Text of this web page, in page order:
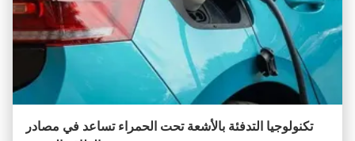
تكنولوجيا التدفئة بالأشعة تحت الحمراء تساعد في مصادر